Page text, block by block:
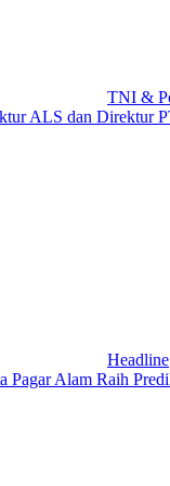
TNI &
ALS dan Direktur
Headline
Pagar Alam Raih